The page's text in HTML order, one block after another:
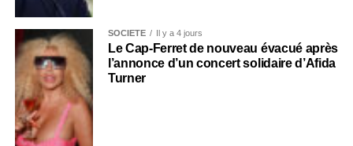
SOCIÉTÉ Il y a 4 jours
Le Cap-Ferret de nouveau évacué après
l’annonce d’un concert solidaire d’Afida
Turner